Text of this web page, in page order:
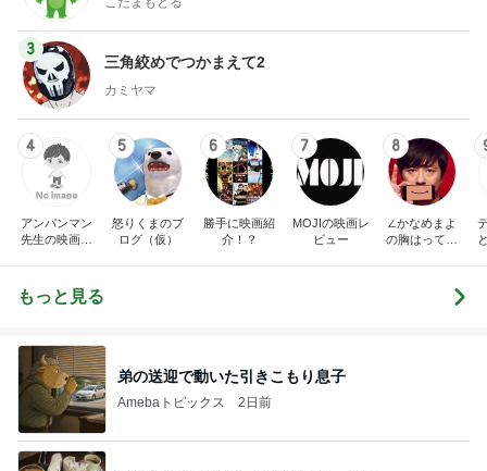
3
三角絞めでつかまえて2
カミヤマ
4
アンパンマン
先生の映画講
5
怒りくまのブ
ログ（仮）
6
勝手に映画紹
介！？
7
MOJIの映画レ
ビュー
8
∠かなめまよ
の胸はって行
もっと見る
弟の送迎で動いた引きこもり息子
Amebaトピックス 2日前